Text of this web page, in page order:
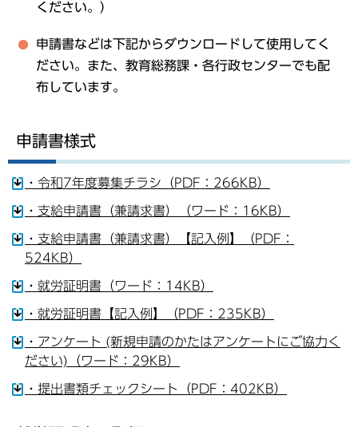
ください。）
申請書などは下記からダウンロードして使用してく
ださい。また、教育総務課・各行政センターでも配
布しています。
申請書様式
・令和7年度募集チラシ（PDF：266KB）
・支給申請書（兼請求書）（ワード：16KB）
・支給申請書（兼請求書）【記入例】（PDF：
524KB）
・就労証明書（ワード：14KB）
・就労証明書【記入例】（PDF：235KB）
・アンケート (新規申請のかたはアンケートにご協力く
ださい)（ワード：29KB）
・提出書類チェックシート（PDF：402KB）